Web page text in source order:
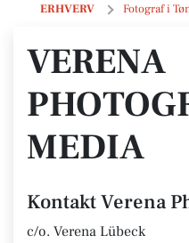
ERHVERV Fotograf i
Verena Photography
VERENA
MEDIA
Kontakt Verena
c/o. Verena Lübeck